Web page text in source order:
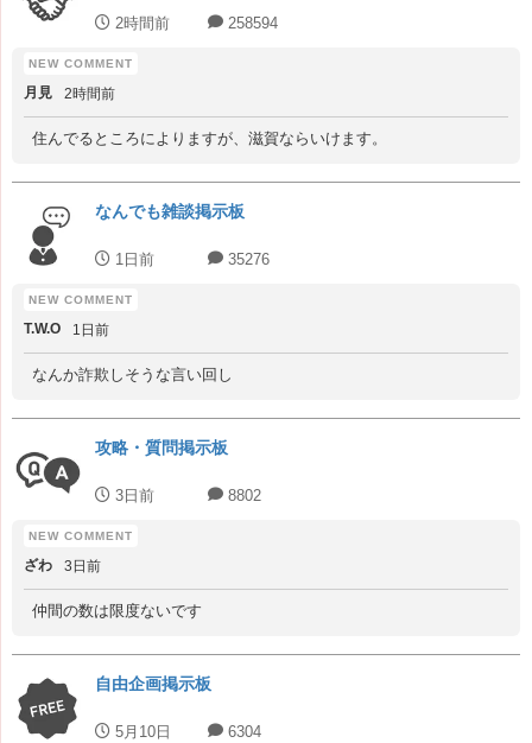
2時間前 258594
月見 2時間前
住んでるところによりますが、滋賀ならいけます。
なんでも雑談掲示板
1日前 35276
T.W.O 1日前
なんか詐欺しそうな言い回し
攻略・質問掲示板
3日前 8802
ざわ 3日前
仲間の数は限度ないです
自由企画掲示板
5月10日 6304